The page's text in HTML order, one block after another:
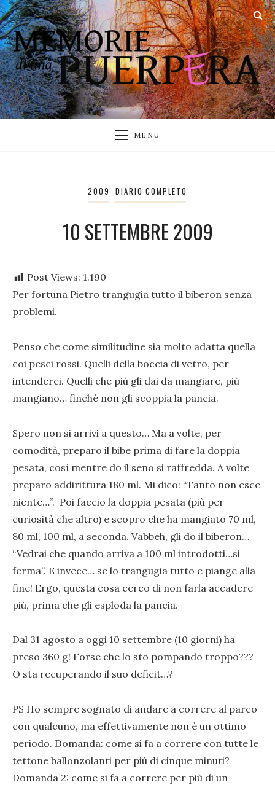
MENU
2009 DIARIO COMPLETO
10 SETTEMBRE 2009
Post Views: 1.190
Per fortuna Pietro trangugia tutto il biberon senza
problemi.
Penso che come similitudine sia molto adatta quella
coi pesci rossi. Quelli della boccia di vetro, per
intenderci. Quelli che più gli dai da mangiare, più
mangiano… finchè non gli scoppia la pancia.
Spero non si arrivi a questo… Ma a volte, per
comodità, preparo il bibe prima di fare la doppia
pesata, così mentre do il seno si raffredda. A volte
preparo addirittura 180 ml. Mi dico: “Tanto non esce
niente…”. Poi faccio la doppia pesata (più per
curiosità che altro) e scopro che ha mangiato 70 ml,
80 ml, 100 ml, a seconda. Vabbeh, gli do il biberon…
“Vedrai che quando arriva a 100 ml introdotti…si
ferma”. E invece… se lo trangugia tutto e piange alla
fine! Ergo, questa cosa cerco di non farla accadere
più, prima che gli esploda la pancia.
Dal 31 agosto a oggi 10 settembre (10 giorni) ha
preso 360 g! Forse che lo sto pompando troppo???
O sta recuperando il suo deficit…?
PS Ho sempre sognato di andare a correre al parco
con qualcuno, ma effettivamente non è un ottimo
periodo. Domanda: come si fa a correre con tutte le
tettone ballonzolanti per più di cinque minuti?
Domanda 2: come si fa a correre per più di un